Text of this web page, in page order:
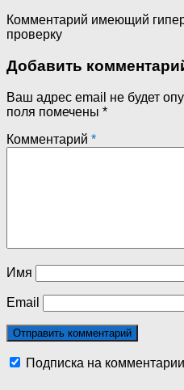
Комментарий имеющий
проверку
Добавить
Ваш адрес email не будет
поля помечены *
Комментарий *
Имя
Email
Подписка на комментарии